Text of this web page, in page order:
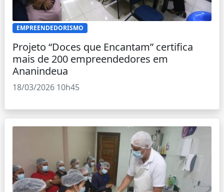
EMPREENDEDORISMO
Projeto “Doces que Encantam” certifica
mais de 200 empreendedores em
Ananindeua
18/03/2026 10h45